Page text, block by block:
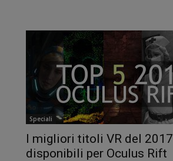
Speciali
I migliori titoli VR del 2017
disponibili per Oculus Rift